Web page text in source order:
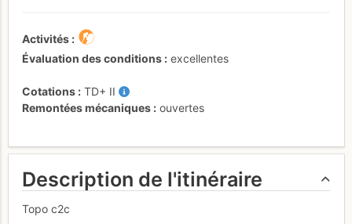
Activités
Évaluation des conditions
excellentes
Cotations TD+ II
Remontées mécaniques
ouvertes
Description de l'itinéraire
Topo c2c